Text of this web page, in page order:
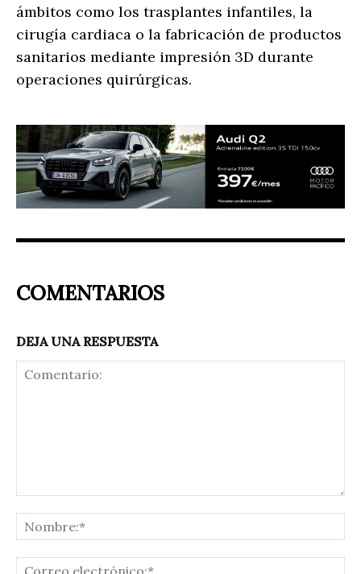
ámbitos como los trasplantes infantiles, la
cirugía cardiaca o la fabricación de productos
sanitarios mediante impresión 3D durante
operaciones quirúrgicas.
COMENTARIOS
DEJA UNA RESPUESTA